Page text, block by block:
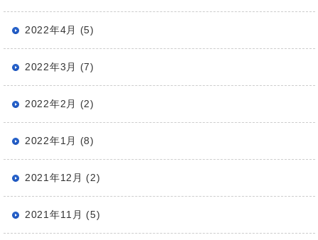
2022年4月 (5)
2022年3月 (7)
2022年2月 (2)
2022年1月 (8)
2021年12月 (2)
2021年11月 (5)